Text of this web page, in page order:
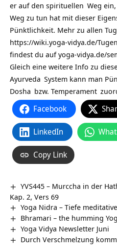
er auf den spirituellen Weg
Weg zu tun hat mit dieser
Pünktlichkeit. Mehr zu allen
https://wiki.yoga-vidya.de/
findest du aufyoga-vidya.de/
Gleich eine weitere Info zu
Ayurveda System kann man
Dosha bzw. Temperament
Facebook
LinkedIn
Copy Link
YVS445 – Murccha in der
Kap. 2, Vers 69
Yoga Nidra – Tiefe
Bhramari – the humming
Yoga Vidya Newsletter Juni
Durch Verschmelzung